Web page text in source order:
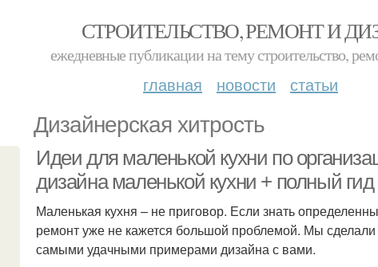
СТРОИТЕЛЬСТВО, РЕМОНТ И
ежедневные публикации на тему строительство,
главная новости статьи
Дизайнерская хитрость
Идеи для маленькой кухни по
дизайна маленькой кухни + полный гид
Маленькая кухня – не приговор. Если знать
ремонт уже не кажется большой проблемой. Мы
самыми удачными примерами дизайна с вами.